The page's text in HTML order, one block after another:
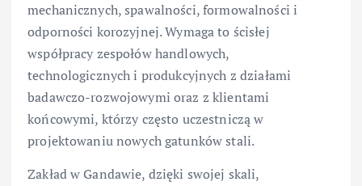
mechanicznych, spawalności, formowalności i
odporności korozyjnej. Wymaga to ścisłej
współpracy zespołów handlowych,
technologicznych i produkcyjnych z działami
badawczo-rozwojowymi oraz z klientami
końcowymi, którzy często uczestniczą w
projektowaniu nowych gatunków stali.
Zakład w Gandawie, dzięki swojej skali,